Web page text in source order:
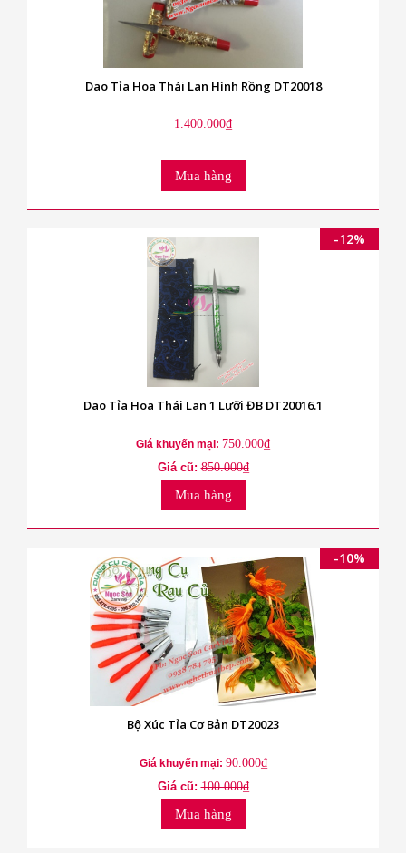
Dao Tỉa Hoa Thái Lan Hình Rồng DT20018
1.400.000₫
Mua hàng
-12%
Dao Tỉa Hoa Thái Lan 1 Lưỡi ĐB DT20016.1
Giá khuyến mại: 750.000₫
Giá cũ:850.000₫
Mua hàng
-10%
Bộ Xúc Tỉa Cơ Bản DT20023
Giá khuyến mại: 90.000₫
Giá cũ:100.000₫
Mua hàng